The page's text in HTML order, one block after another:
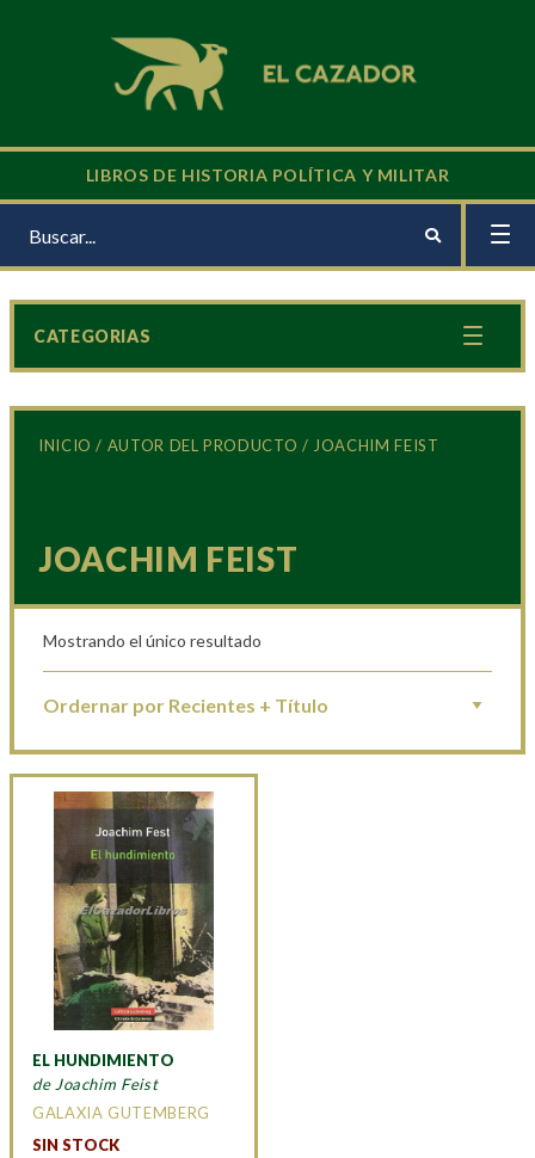
LIBROS DE HISTORIA POLÍTICA Y MILITAR
INICIO / AUTOR DEL PRODUCTO / JOACHIM FEIST
JOACHIM FEIST
Mostrando el único resultado
EL HUNDIMIENTO
de Joachim Feist
GALAXIA GUTEMBERG
SIN STOCK
CATEGORIAS